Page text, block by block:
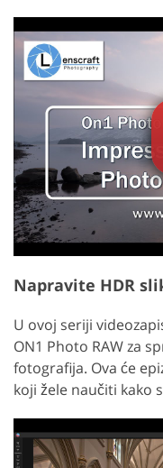
Napravite HDR
U ovoj seriji
ON1 Photo RAW za
fotografija. Ova će
koji žele naučiti kako